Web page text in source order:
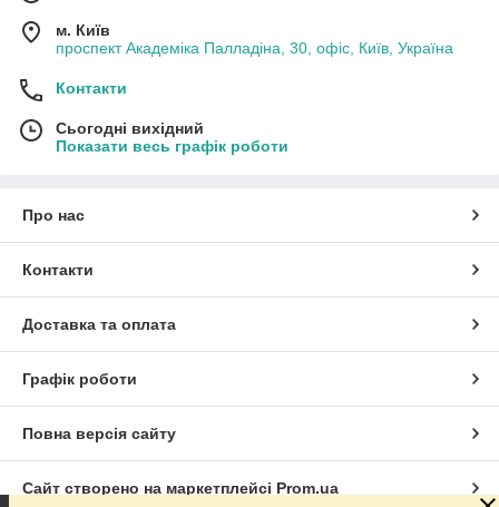
м. Київ
проспект Академіка Палладіна, 30, офіс, Київ, Україна
Контакти
Сьогодні вихідний
Показати весь графік роботи
Про нас
Контакти
Доставка та оплата
Графік роботи
Повна версія сайту
Сайт створено на маркетплейсі Prom.ua